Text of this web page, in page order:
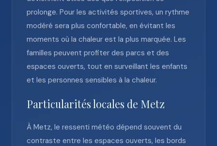
prolonge. Pour les activités sportives, un rythme
modéré sera plus confortable, en évitant les
moments où la chaleur est la plus marquée. Les
familles peuvent profiter des parcs et des
espaces ouverts, tout en surveillant les enfants
et les personnes sensibles à la chaleur.
Particularités locales de Metz
À Metz, le ressenti météo dépend souvent du
contraste entre les espaces ouverts, les bords